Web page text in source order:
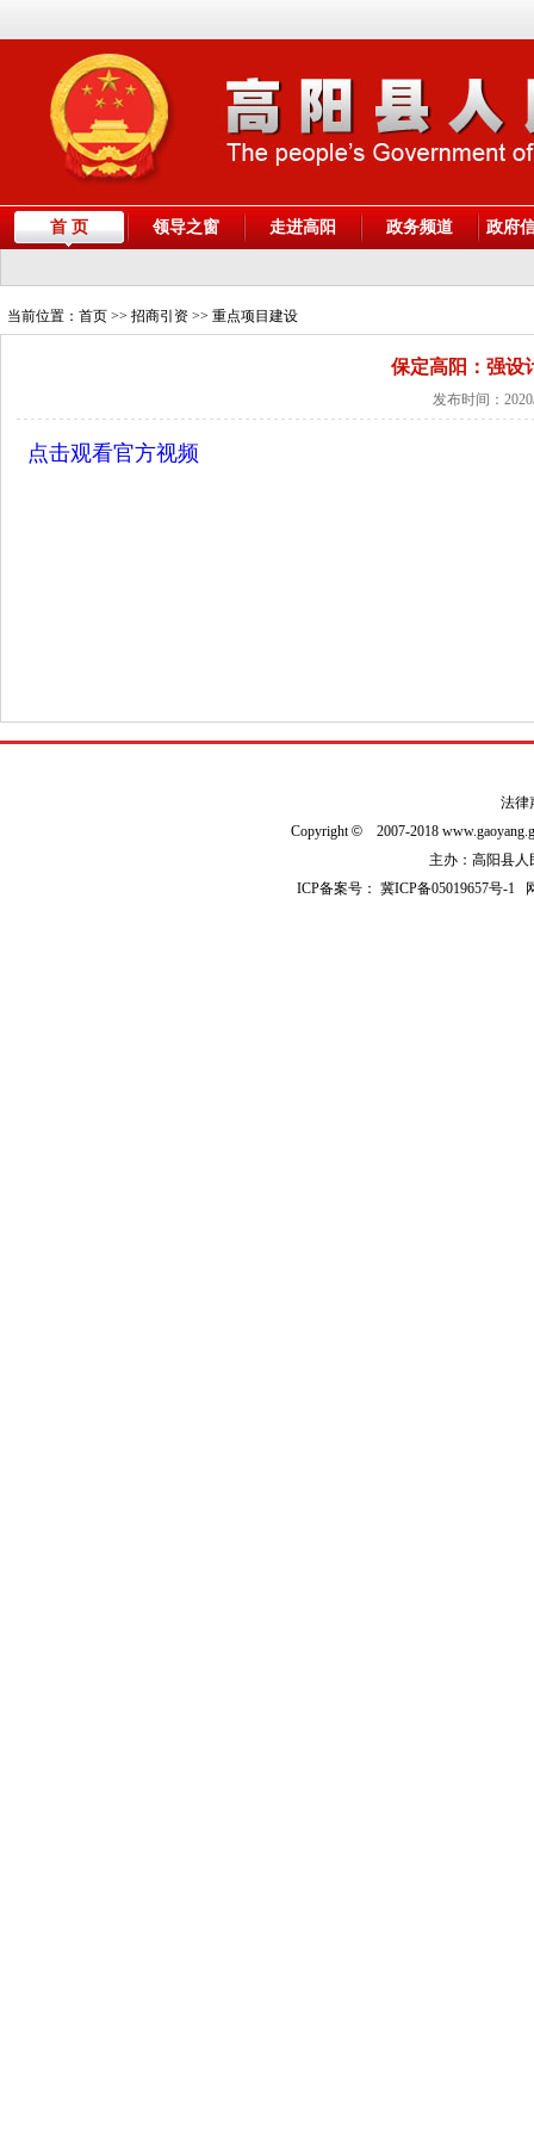
首 页 领导之窗 走进高阳 政务频道 政府
当前位置： 首页 >> 招商引资 >> 重点项目建设
保定高阳：强设
发布时间：
点击观看官方视频
法律
Copyright© 2007-2018
主办：高阳县人
ICP备案号：冀ICP备05019657号-1